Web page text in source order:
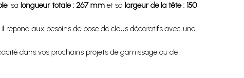
, sa longueur totale : 267 mmet sa largeur de la tête : 150
il répond aux besoins de pose de clous décoratifs avec une
dans vos prochains projets de garnissage ou de